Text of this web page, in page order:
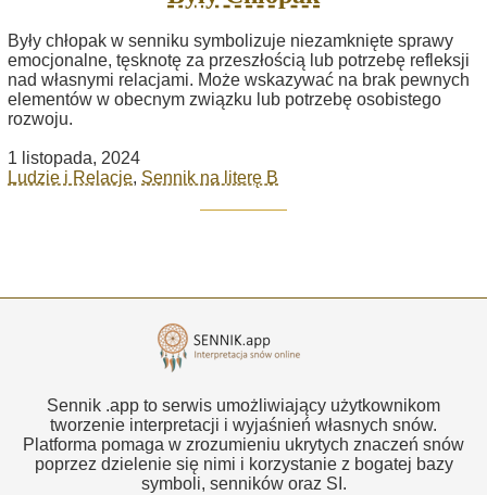
Były chłopak w senniku symbolizuje niezamknięte sprawy
emocjonalne, tęsknotę za przeszłością lub potrzebę refleksji
nad własnymi relacjami. Może wskazywać na brak pewnych
elementów w obecnym związku lub potrzebę osobistego
rozwoju.
1 listopada, 2024
Ludzie i Relacje, Sennik na literę B
Sennik .app to serwis umożliwiający użytkownikom
tworzenie interpretacji i wyjaśnień własnych snów.
Platforma pomaga w zrozumieniu ukrytych znaczeń snów
poprzez dzielenie się nimi i korzystanie z bogatej bazy
symboli, senników oraz SI.